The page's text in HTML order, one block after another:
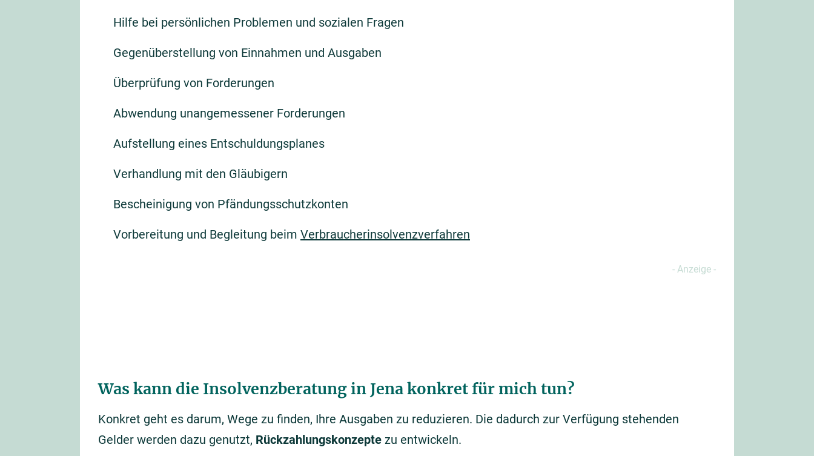
Hilfe bei persönlichen Problemen und sozialen Fragen
Gegenüberstellung von Einnahmen und Ausgaben
Überprüfung von Forderungen
Abwendung unangemessener Forderungen
Aufstellung eines Entschuldungsplanes
Verhandlung mit den Gläubigern
Bescheinigung von Pfändungsschutzkonten
Vorbereitung und Begleitung beim Verbraucherinsolvenzverfahren
Was kann die Insolvenzberatung in Jena konkret für mich tun?
Konkret geht es darum, Wege zu finden, Ihre Ausgaben zu reduzieren. Die dadurch zur Verfügung stehenden
Gelder werden dazu genutzt, Rückzahlungskonzepte zu entwickeln.